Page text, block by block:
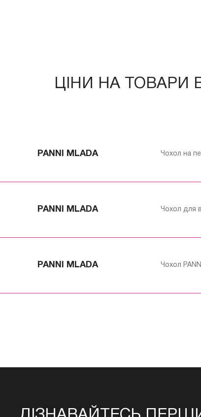
ЦІНИ НА ТОВАРИ
PANNI MLADA Чохол на
PANNI MLADA Чохол для
PANNI MLADA Чохол